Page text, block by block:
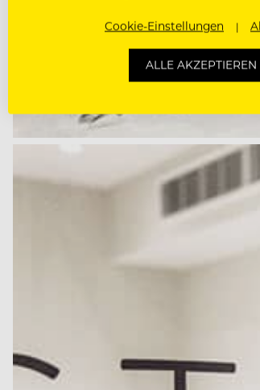
Cookie-Einstellungen
ALLE AKZEPTIEREN